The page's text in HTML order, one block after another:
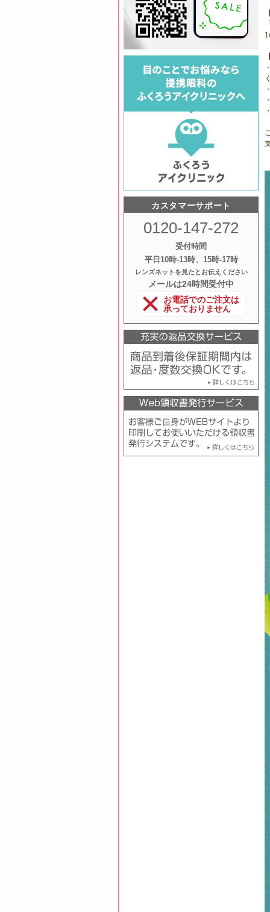
カスタマーサポート
0120-147-272
受付時間
平日10時‐13時、15時‐17時
レンズネットを見たとお伝えください
メールは24時間受付中
お電話でのご注文は
承っておりません